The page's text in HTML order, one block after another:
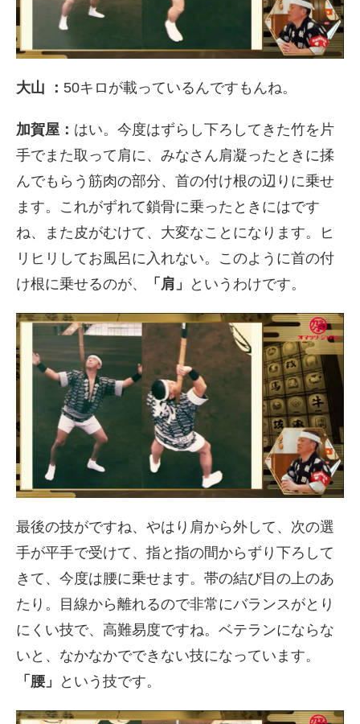
大山 ： 50キロが載っているんですもんね。
加賀屋： はい。今度はずらし下ろしてきた竹を片
手でまた取って肩に、みなさん肩凝ったときに揉
んでもらう筋肉の部分、首の付け根の辺りに乗せ
ます。これがずれて鎖骨に乗ったときにはです
ね、また皮がむけて、大変なことになります。ヒ
リヒリしてお風呂に入れない。このように首の付
け根に乗せるのが、
「肩」 というわけです。
最後の技がですね、やはり肩から外して、次の選
手が平手で受けて、指と指の間からずり下ろして
きて、今度は腰に乗せます。帯の結び目の上のあ
たり。目線から離れるので非常にバランスがとり
にくい技で、高難易度ですね。ベテランにならな
いと、なかなかでできない技になっています。
「腰」
という技です。